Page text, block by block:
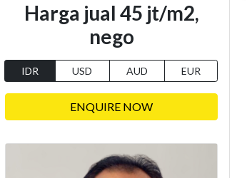
Harga jual 45 jt/m2,
nego
IDR USD AUD EUR
ENQUIRE NOW